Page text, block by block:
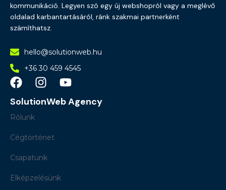
kommunikáció. Legyen szó egy új webshopról vagy a meglévő
oldalad karbantartásáról, ránk szakmai partnerként
számíthatsz.
hello@solutionweb.hu
+36 30 459 4545
SolutionWeb Agency
Rólunk
Cégtörténet
Csapatunk
Elképzelésünk